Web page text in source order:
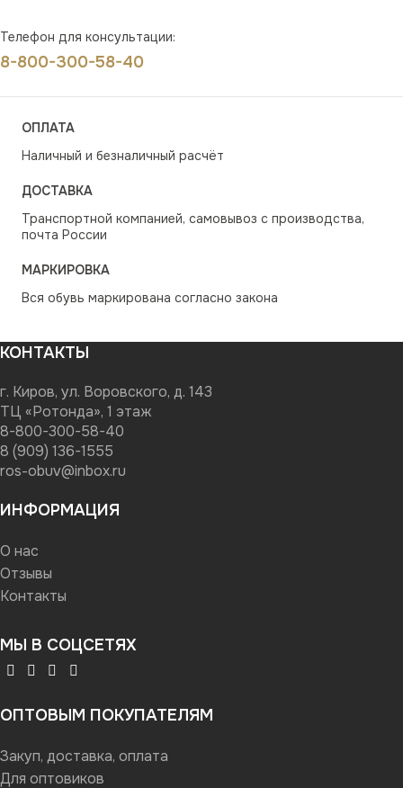
Телефон для консультации:
8-800-300-58-40
ОПЛАТА
Наличный и безналичный расчёт
ДОСТАВКА
Транспортной компанией, самовывоз с производства,
почта России
МАРКИРОВКА
Вся обувь маркирована согласно закона
КОНТАКТЫ
г. Киров, ул. Воровского, д. 143
ТЦ «Ротонда», 1 этаж
8-800-300-58-40
8 (909) 136-1555
ros-obuv@inbox.ru
ИНФОРМАЦИЯ
О нас
Отзывы
Контакты
МЫ В СОЦСЕТЯХ
ОПТОВЫМ ПОКУПАТЕЛЯМ
Закуп, доставка, оплата
Для оптовиков